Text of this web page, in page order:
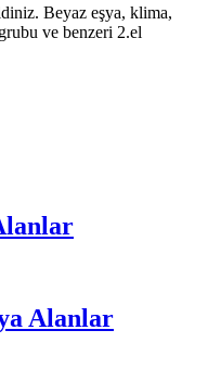
Beyaz eşya, klima,
ve benzeri 2.el
Alanlar